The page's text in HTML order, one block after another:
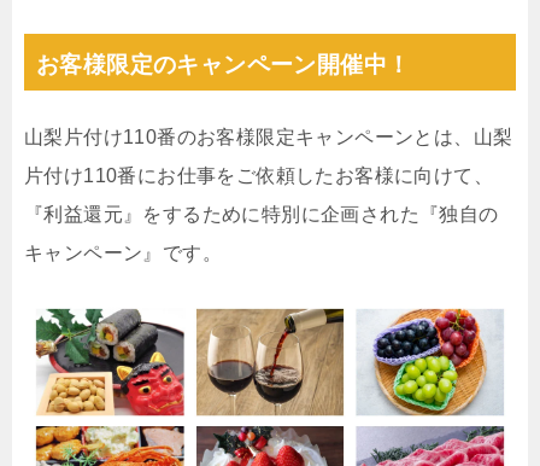
お客様限定のキャンペーン開催中！
山梨片付け110番のお客様限定キャンペーンとは、山梨
片付け110番にお仕事をご依頼したお客様に向けて、
『利益還元』をするために特別に企画された『独自の
キャンペーン』です。